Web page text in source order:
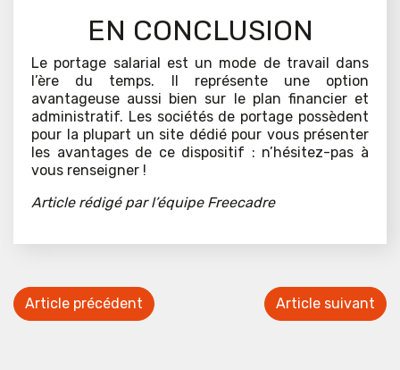
EN CONCLUSION
Le portage salarial est un mode de travail dans
l’ère du temps. Il représente une option
avantageuse aussi bien sur le plan financier et
administratif. Les sociétés de portage possèdent
pour la plupart un site dédié pour vous présenter
les avantages de ce dispositif : n’hésitez-pas à
vous renseigner !
Article rédigé par l’équipe Freecadre
Article précédent Article suivant